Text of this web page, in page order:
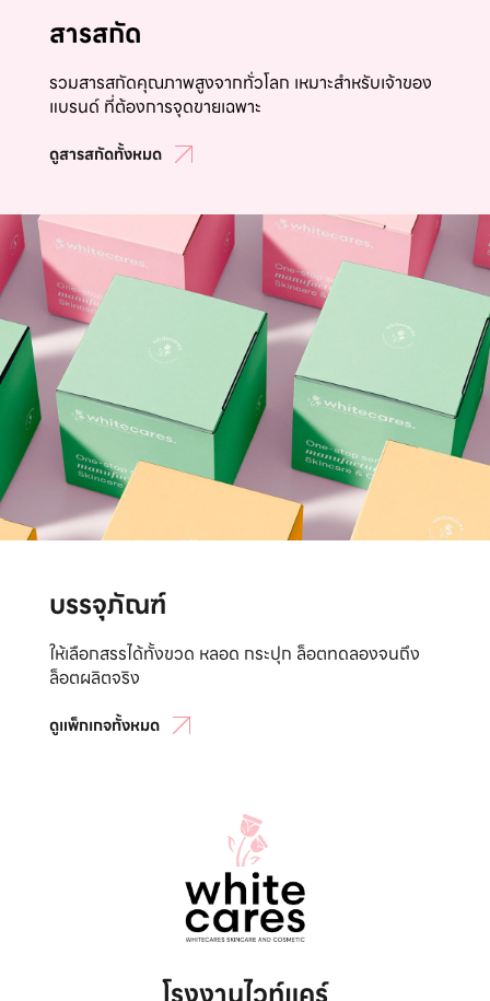
สารสกัด
รวมสารสกัดคุณภาพสูงจากทั่วโลก เหมาะสำหรับเจ้าของ
แบรนด์ ที่ต้องการจุดขายเฉพาะ
ดูสารสกัดทั้งหมด
บรรจุภัณฑ์
ให้เลือกสรรได้ทั้งขวด หลอด กระปุก ล็อตทดลองจนถึง
ล็อตผลิตจริง
ดูแพ็กเกจทั้งหมด